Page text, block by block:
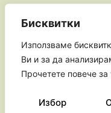
Бисквитки
Използваме
Ви и за да
Прочетете повече за
Избор
Запиши се за